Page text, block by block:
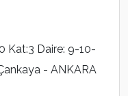
Kat:3 Daire: 9-10-
- ANKARA